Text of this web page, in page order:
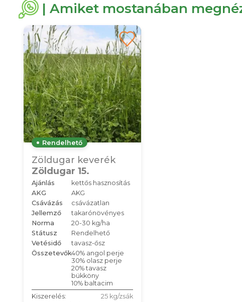
| Amiket mostanában
Rendelhető
Zöldugar keverék
Zöldugar 15.
Ajánlás
kettős hasznosítás
AKG
AKG
Csávázás
csávázatlan
Jellemző
takarónövényes
Norma
20-30 kg/ha
Státusz
Rendelhető
Vetésidő
tavasz-ősz
Összetevők40% angol perje
30% olasz perje
20% tavasz
bükköny
10% baltacim
Kiszerelés:
25 kg/zsák